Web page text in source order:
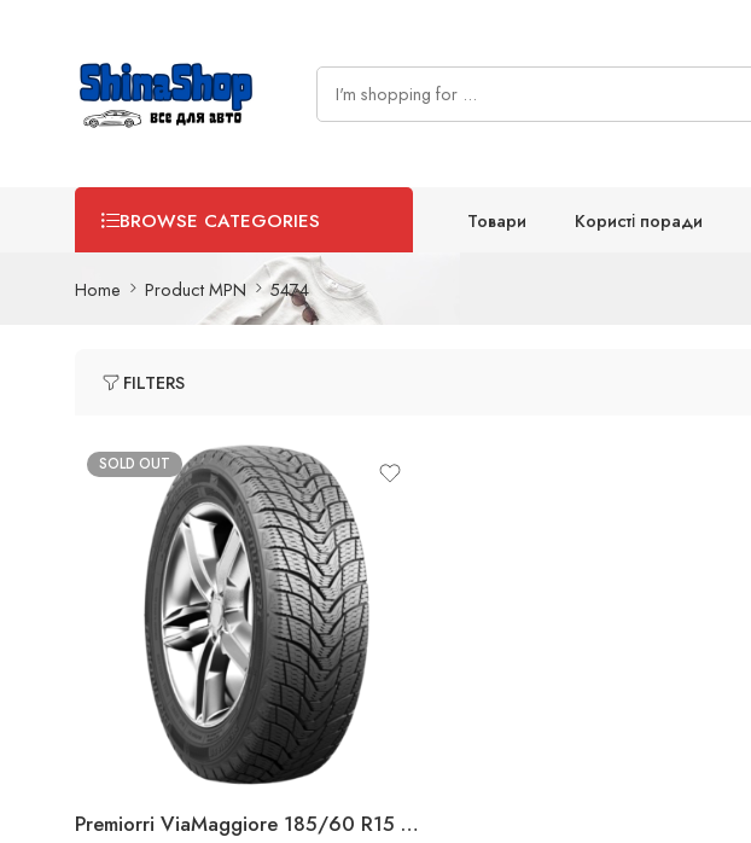
BROWSE CATEGORIES Товари Користі поради
Home Product MPN 5474
FILTERS
SOLD OUT
Premiorri ViaMaggiore 185/60 R15 88T зимова шина